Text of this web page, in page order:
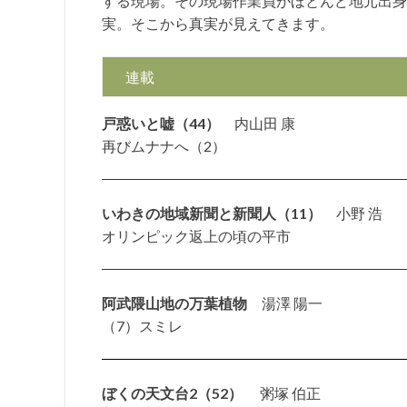
実。そこから真実が見えてきます。
連載
戸惑いと嘘（44） 内山田 康
再びムナナへ（2）
いわきの地域新聞と新聞人（11） 小野 浩
オリンピック返上の頃の平市
阿武隈山地の万葉植物 湯澤 陽一
（7）スミレ
ぼくの天文台2（52）
粥塚 伯正